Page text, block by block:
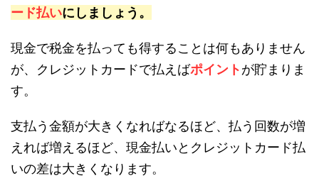
ード払いにしましょう。
現金で税金を払っても得することは何もありません
が、クレジットカードで払えばポイントが貯まりま
す。
支払う金額が大きくなればなるほど、払う回数が増
えれば増えるほど、現金払いとクレジットカード払
いの差は大きくなります。